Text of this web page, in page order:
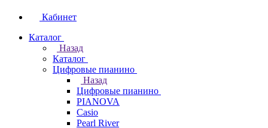
Кабинет
Каталог
Назад
Каталог
Цифровые пианино
Назад
Цифровые пианино
PIANOVA
Casio
Pearl River